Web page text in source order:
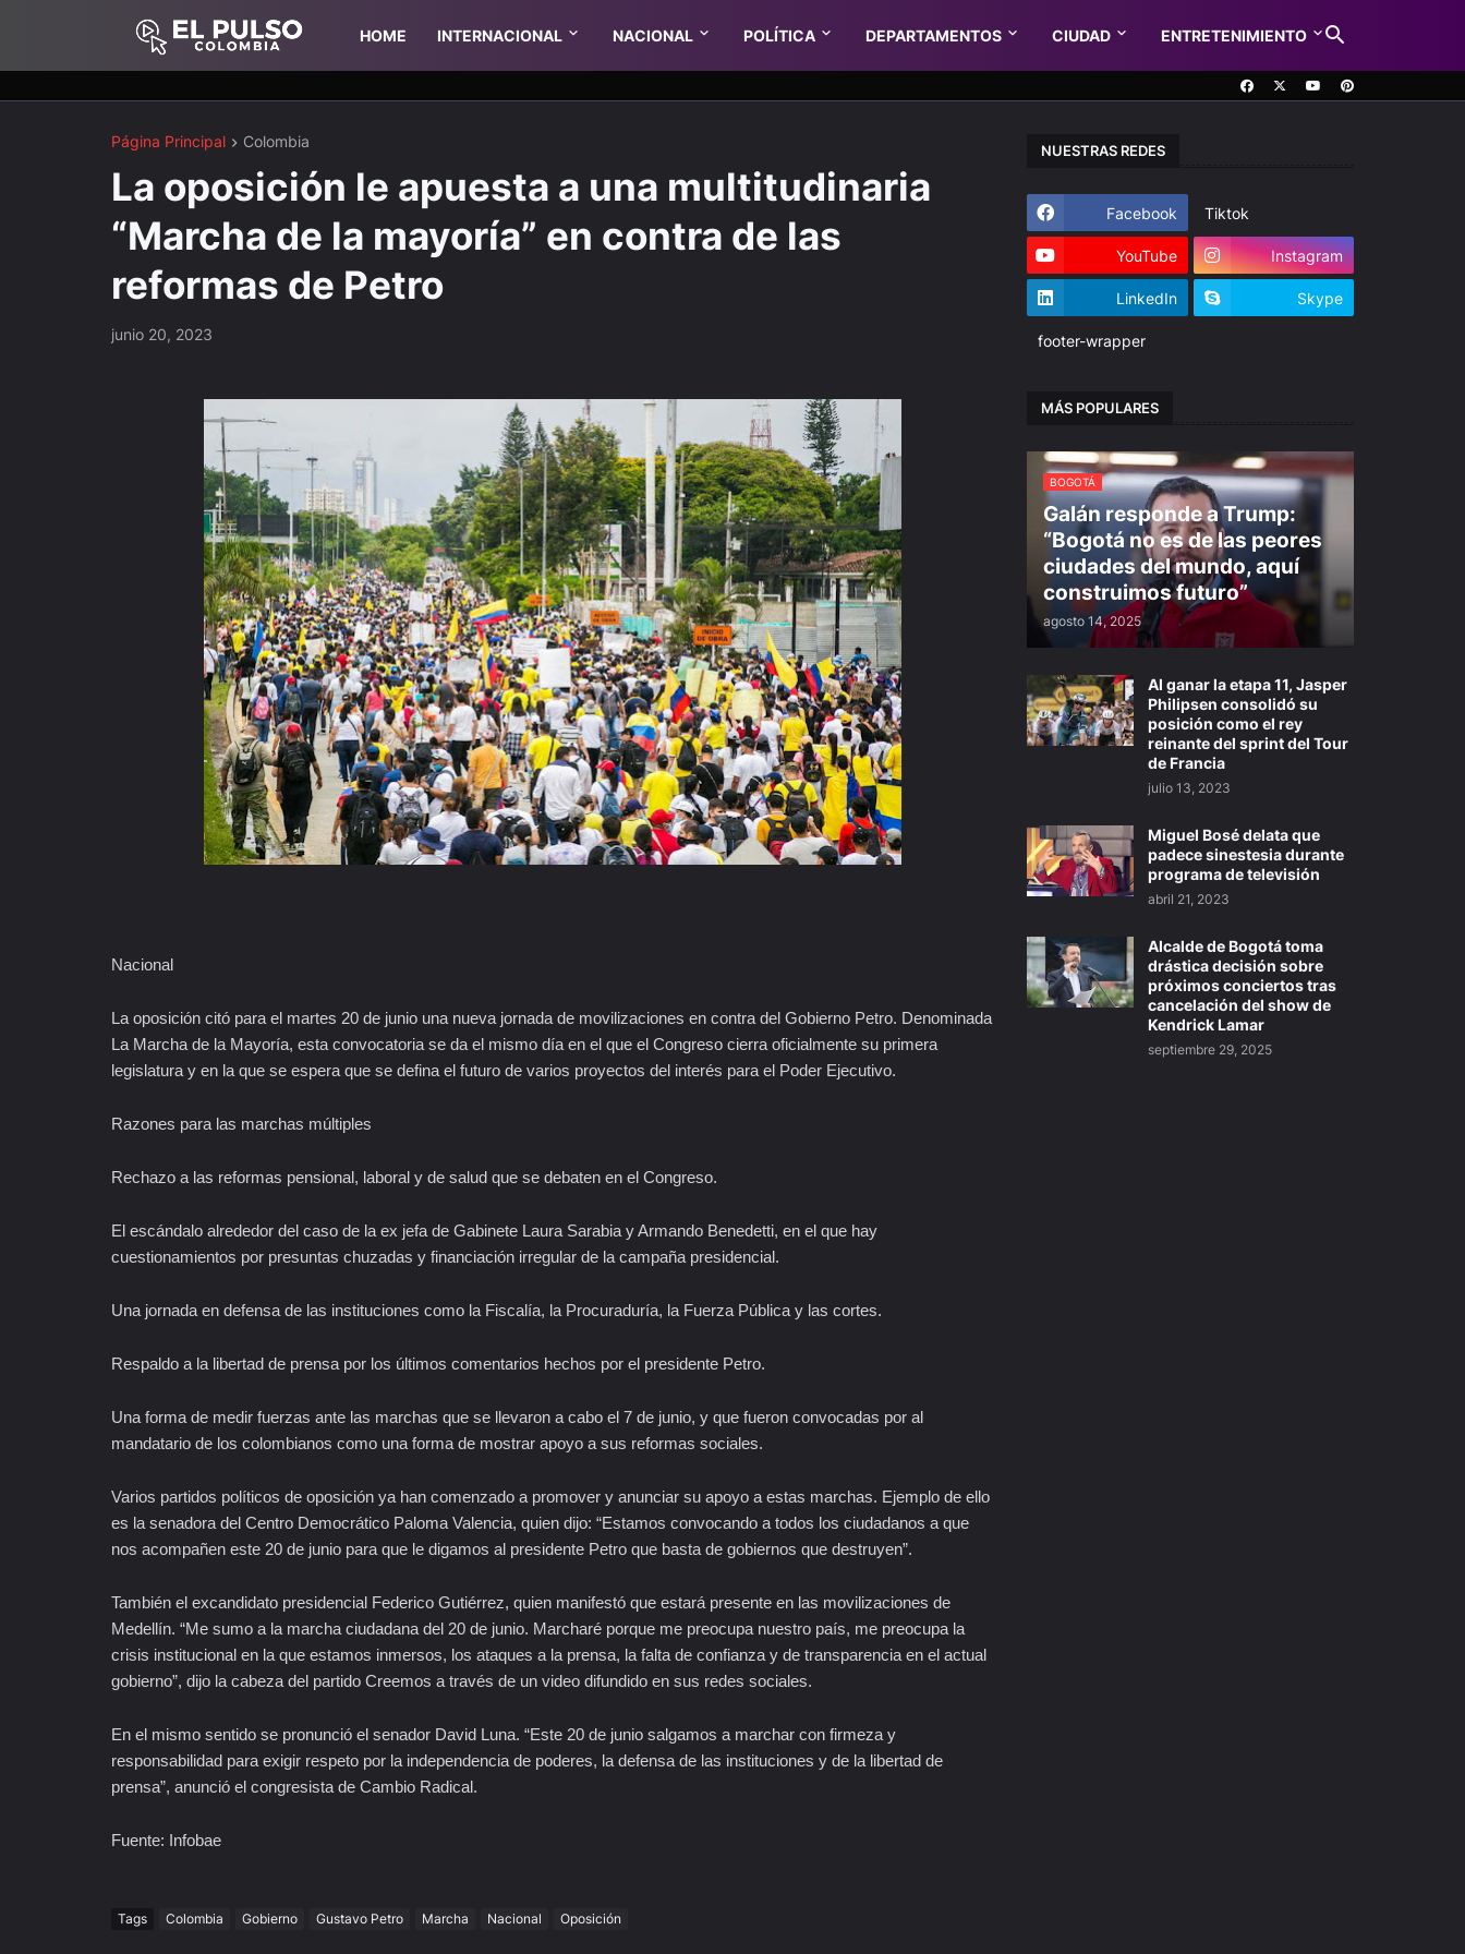
HOME INTERNACIONAL NACIONAL POLÍTICA DEPARTAMENTOS CIUDAD ENTRETENIMIENTO
Página Principal Colombia
La oposición le apuesta a una multitudinaria
“Marcha de la mayoría” en contra de las
reformas de Petro
junio 20, 2023
Nacional
La oposición citó para el martes 20 de junio una nueva jornada de movilizaciones en contra del Gobierno Petro. Denominada
La Marcha de la Mayoría, esta convocatoria se da el mismo día en el que el Congreso cierra oficialmente su primera
legislatura y en la que se espera que se defina el futuro de varios proyectos del interés para el Poder Ejecutivo.
Razones para las marchas múltiples
Rechazo a las reformas pensional, laboral y de salud que se debaten en el Congreso.
El escándalo alrededor del caso de la ex jefa de Gabinete Laura Sarabia y Armando Benedetti, en el que hay
cuestionamientos por presuntas chuzadas y financiación irregular de la campaña presidencial.
Una jornada en defensa de las instituciones como la Fiscalía, la Procuraduría, la Fuerza Pública y las cortes.
Respaldo a la libertad de prensa por los últimos comentarios hechos por el presidente Petro.
Una forma de medir fuerzas ante las marchas que se llevaron a cabo el 7 de junio, y que fueron convocadas por al
mandatario de los colombianos como una forma de mostrar apoyo a sus reformas sociales.
Varios partidos políticos de oposición ya han comenzado a promover y anunciar su apoyo a estas marchas. Ejemplo de ello
es la senadora del Centro Democrático Paloma Valencia, quien dijo: “Estamos convocando a todos los ciudadanos a que
nos acompañen este 20 de junio para que le digamos al presidente Petro que basta de gobiernos que destruyen”.
También el excandidato presidencial Federico Gutiérrez, quien manifestó que estará presente en las movilizaciones de
Medellín. “Me sumo a la marcha ciudadana del 20 de junio. Marcharé porque me preocupa nuestro país, me preocupa la
crisis institucional en la que estamos inmersos, los ataques a la prensa, la falta de confianza y de transparencia en el actual
gobierno”, dijo la cabeza del partido Creemos a través de un video difundido en sus redes sociales.
En el mismo sentido se pronunció el senador David Luna. “Este 20 de junio salgamos a marchar con firmeza y
responsabilidad para exigir respeto por la independencia de poderes, la defensa de las instituciones y de la libertad de
prensa”, anunció el congresista de Cambio Radical.
Fuente: Infobae
Tags Colombia Gobierno Gustavo Petro Marcha Nacional Oposición
NUESTRAS REDES
Facebook Tiktok
YouTube Instagram
LinkedIn Skype
footer-wrapper
MÁS POPULARES
BOGOTÁ
Galán responde a Trump:
“Bogotá no es de las peores
ciudades del mundo, aquí
construimos futuro”
agosto 14, 2025
Al ganar la etapa 11, Jasper
Philipsen consolidó su
posición como el rey
reinante del sprint del Tour
de Francia
julio 13, 2023
Miguel Bosé delata que
padece sinestesia durante
programa de televisión
abril 21, 2023
Alcalde de Bogotá toma
drástica decisión sobre
próximos conciertos tras
cancelación del show de
Kendrick Lamar
septiembre 29, 2025